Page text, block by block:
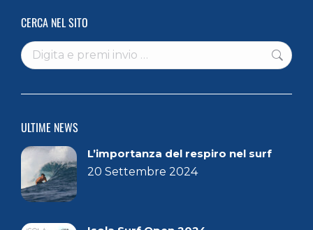
CERCA NEL SITO
ULTIME NEWS
L’importanza del respiro nel surf
20 Settembre 2024